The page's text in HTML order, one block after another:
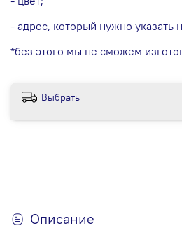
- адрес, который нужно указать
*без этого мы не сможем
Выбрать
Описание